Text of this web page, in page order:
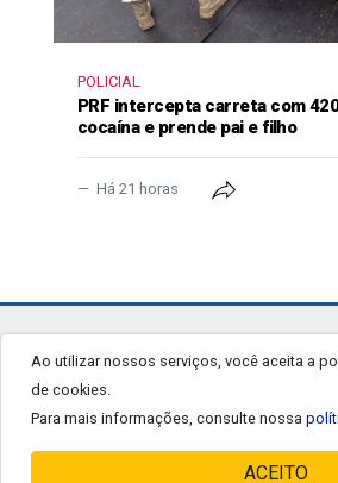
POLICIAL
PRF intercepta carreta com
cocaína e prende pai e filho
Há 21 horas
Ao utilizar nossos serviços, você aceita a
de cookies.
Para mais informações, consulte nossa
ACEITO